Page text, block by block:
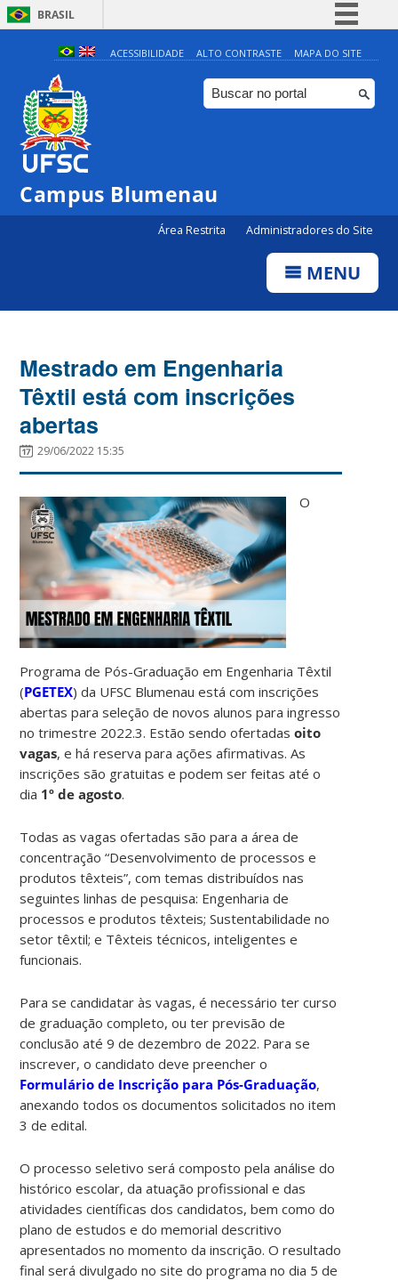
BRASIL
Simplifique!
Comunica BR
Participe
ACESSIBILIDADE ALTO CONTRASTE MAPA DO SITE
Campus Blumenau
Área Restrita Administradores do Site
MENU
Mestrado em Engenharia
Têxtil está com inscrições
abertas
29/06/2022 15:35
O
Programa de Pós-Graduação em Engenharia Têxtil
(PGETEX) da UFSC Blumenau está com inscrições
abertas para seleção de novos alunos para ingresso
no trimestre 2022.3. Estão sendo ofertadasoito
vagas, e há reserva para ações afirmativas. As
inscrições são gratuitas e podem ser feitas até o
dia 1º de agosto.
Todas as vagas ofertadas são para a área de
concentração “Desenvolvimento de processos e
produtos têxteis”, com temas distribuídos nas
seguintes linhas de pesquisa: Engenharia de
processos e produtos têxteis; Sustentabilidade no
setor têxtil; e Têxteis técnicos, inteligentes e
funcionais.
Para se candidatar às vagas, é necessário ter curso
de graduação completo, ou ter previsão de
conclusão até 9 de dezembro de 2022. Para se
inscrever, o candidato deve preencher o
Formulário de Inscrição para Pós-Graduação,
anexando todos os documentos solicitados no item
3 de edital.
O processo seletivo será composto pela análise do
histórico escolar, da atuação profissional e das
atividades científicas dos candidatos, bem como do
plano de estudos e do memorial descritivo
apresentados no momento da inscrição. O resultado
final será divulgado no site do programa no dia 5 de